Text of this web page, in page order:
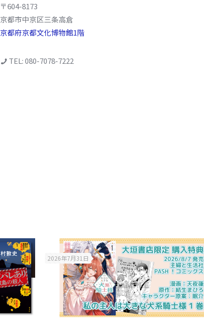
〒604-8173
京都市中京区三条高倉
京都府京都文化博物館1階
TEL: 080-7078-7222
2026年7月31日